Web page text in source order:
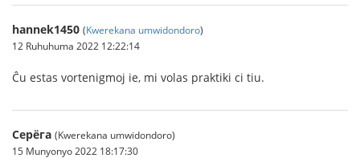
hannek1450 (Kwerekana umwidondoro)
12 Ruhuhuma 2022 12:22:14
Ĉu estas vortenigmoj ie, mi volas praktiki ci tiu.
Серёга (Kwerekana umwidondoro)
15 Munyonyo 2022 18:17:30